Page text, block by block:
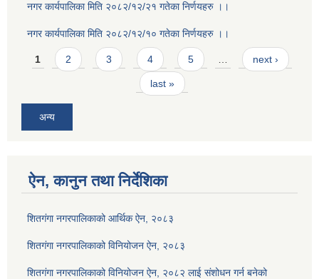
नगर कार्यपालिका मिति २०८२/१२/२१ गतेका निर्णयहरु ।।
नगर कार्यपालिका मिति २०८२/१२/१० गतेका निर्णयहरु ।।
Pages
1 2 3 4 5 … next ›
last »
अन्य
ऐन, कानुन तथा निर्देशिका
शितगंगा नगरपालिकाको आर्थिक ऐन, २०८३
शितगंगा नगरपालिकाको विनियोजन ऐन, २०८३
शितगंगा नगरपालिकाको विनियोजन ऐन, २०८२ लाई संशोधन गर्न बनेको